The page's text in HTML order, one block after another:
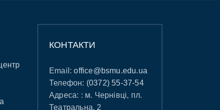
КОНТАКТИ
Email:office@bsmu.edu.ua
Телефон: (0372) 55-37-54
Адреса: : м. Чернівці, пл.
Театральна, 2